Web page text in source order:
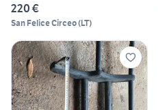
220 €
San Felice Circeo(LT)